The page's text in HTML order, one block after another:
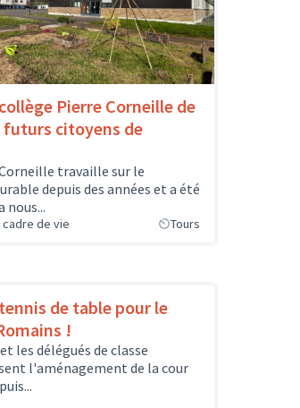
Pierre Corneille de
futurs citoyens de
travaille sur le
depuis des années et a été
nous...
de vie Tours
de table pour le
!
les délégués de classe
l'aménagement de la cour